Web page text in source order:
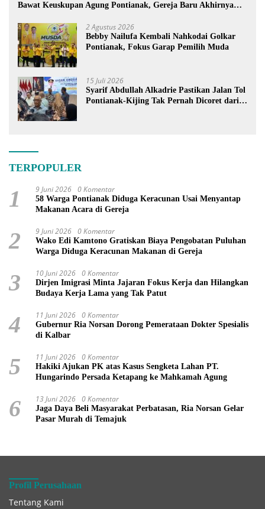
Bawat Keuskupan Agung Pontianak, Gereja Baru Akhirnya
2 Agustus 2026
Bebby Nailufa Kembali Nahkodai Golkar
Pontianak, Fokus Garap Pemilih Muda
15 Juli 2026
Syarif Abdullah Alkadrie Pastikan Jalan Tol
Pontianak-Kijing Tak Pernah Dicoret dari
TERPOPULER
1 9 Juni 2026 0 Komentar
58 Warga Pontianak Diduga Keracunan Usai Menyantap
Makanan Acara di Gereja
2 9 Juni 2026 0 Komentar
Wako Edi Kamtono Gratiskan Biaya Pengobatan Puluhan
Warga Diduga Keracunan Makanan di Gereja
3 10 Juni 2026 0 Komentar
Dirjen Imigrasi Minta Jajaran Fokus Kerja dan Hilangkan
Budaya Kerja Lama yang Tak Patut
4 11 Juni 2026 0 Komentar
Gubernur Ria Norsan Dorong Pemerataan Dokter Spesialis
di Kalbar
5 11 Juni 2026 0 Komentar
Hakiki Ajukan PK atas Kasus Sengketa Lahan PT.
Hungarindo Persada Ketapang ke Mahkamah Agung
6 13 Juni 2026 0 Komentar
Jaga Daya Beli Masyarakat Perbatasan, Ria Norsan Gelar
Pasar Murah di Temajuk
Profil Perusahaan
Tentang Kami